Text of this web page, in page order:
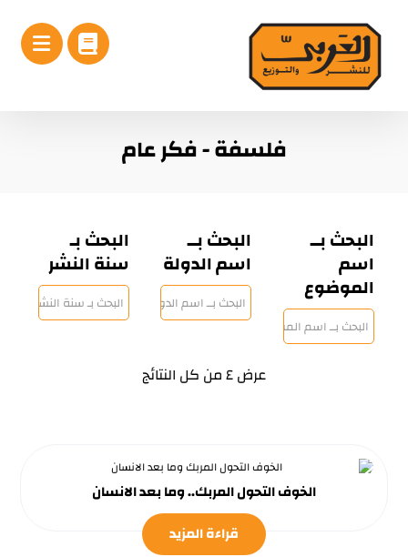
فلسفة - فكر عام
البحث بــ
اسم
الموضوع
البحث بــ
اسم الدولة
البحث بـ
سنة النشر
عرض ⁦٤⁩ من كل النتائج
الخوف التحول المربك.. وما بعد الانسان
قراءة المزيد